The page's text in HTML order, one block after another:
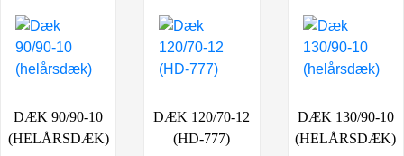
DÆK 90/90-10
(HELÅRSDÆK)
DÆK 120/70-12
(HD-777)
DÆK 130/90-10
(HELÅRSDÆK)